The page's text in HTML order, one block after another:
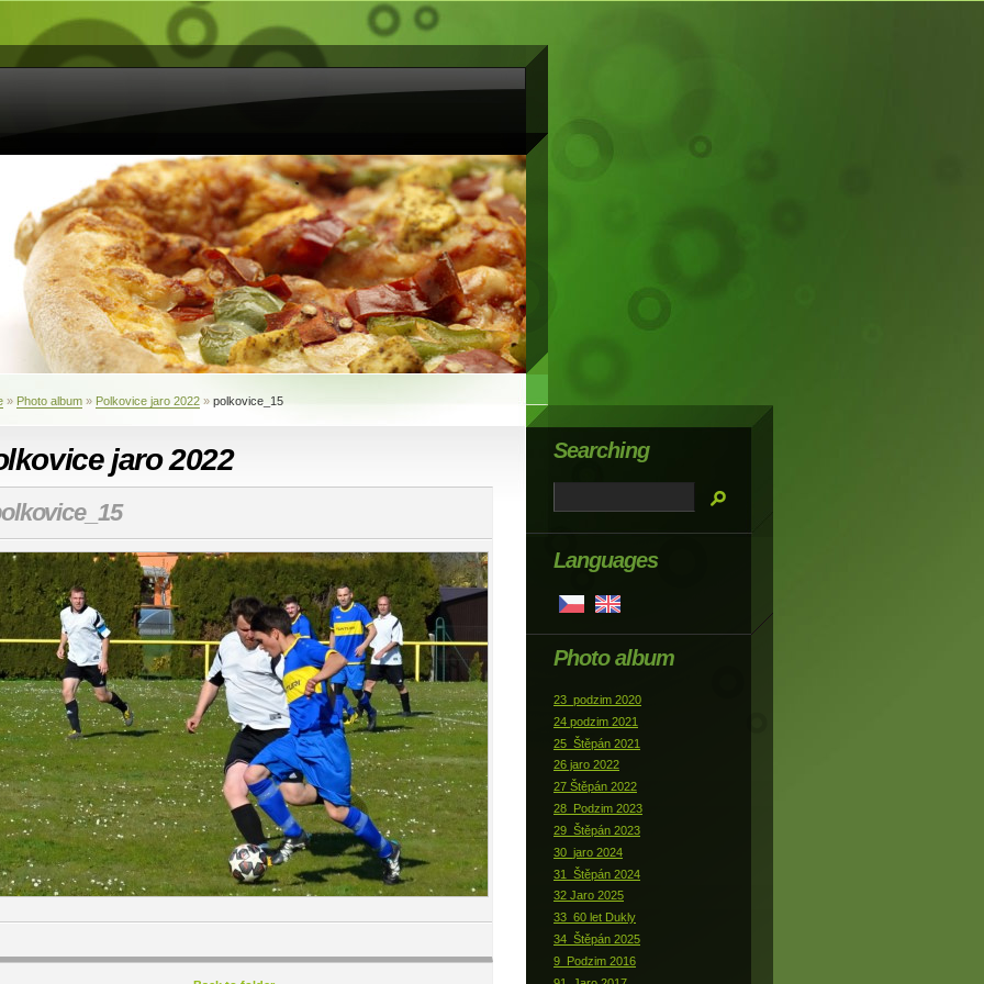
» Photo album » Polkovice jaro 2022 » polkovice_15
jaro 2022
Languages
Photo album
23_podzim 2020
24 podzim 2021
25_Štěpán 2021
26 jaro 2022
27 Štěpán 2022
28_Podzim 2023
29_Štěpán 2023
30_jaro 2024
31_Štěpán 2024
32 Jaro 2025
33_60 let Dukly
34_Štěpán 2025
9_Podzim 2016
Searching